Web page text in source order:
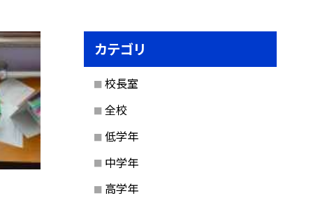
カテゴリ
校長室
全校
低学年
中学年
高学年